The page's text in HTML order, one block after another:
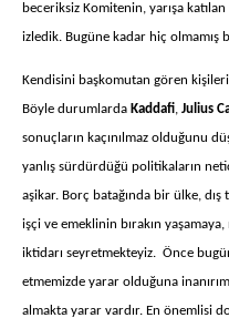
beceriksiz Komitenin, yarışa
izledik. Bugüne kadar hiç
Kendisini başkomutan gören
Böyle durumlarda Kaddafi, Julius
sonuçların kaçınılmaz olduğunu
yanlış sürdürdüğü politikaların
aşikar. Borç batağında bir ülke, dış
işçi ve emeklinin bırakın
iktidarı seyretmekteyiz. Önce
etmemizde yarar olduğuna
almakta yarar vardır. En önemlisi